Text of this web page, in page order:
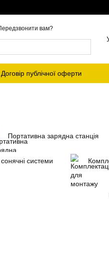
вам?
Договір публічної оферти
Портативна зарядна станція
сонячні системи